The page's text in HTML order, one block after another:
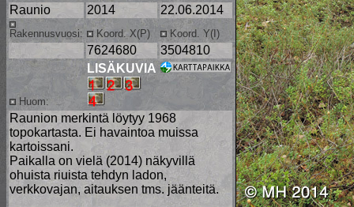
Raunio 2014 22.06.2014
Rakennusvuosi: Koord. X(P) Koord. Y(I)
7624680 3504810
Huom:
LISÄKUVIA
Raunion merkintä löytyy 1968
topokartasta. Ei havaintoa muissa
kartoissani.
Paikalla on vielä (2014) näkyvillä
ohuista riuista tehdyn ladon,
verkkovajan, aitauksen tms. jäänteitä.